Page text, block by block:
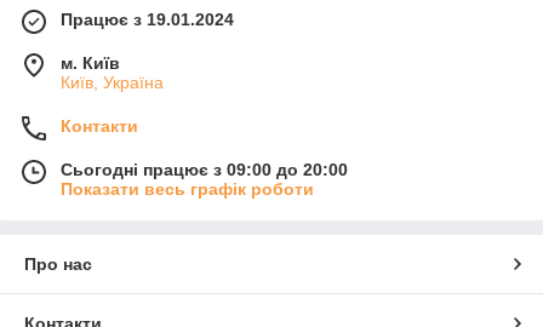
Працює з 19.01.2024
м. Київ
Київ, Україна
Контакти
Сьогодні працює з 09:00 до 20:00
Показати весь графік роботи
Про нас